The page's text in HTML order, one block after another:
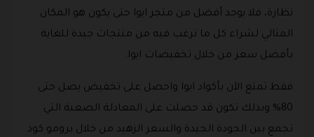
نظارة، فلا يوجد أفضل من متجر ايوا حتى يكون هو المكان
المثالي لشراء كل ما ترغب فيه من منتجات جيدة للغاية
بأفضل سعر من خلال تخفيضات ايوا.
فقط تمتع الآن بأكواد ايوا واحصل على تخفيض يصل حتى
80% وبذلك تكون قد حصلت على المعادلة الصعبة التي
تجمع بين الجودة الجيدة والسعر الزهيد من خلال برومو كود